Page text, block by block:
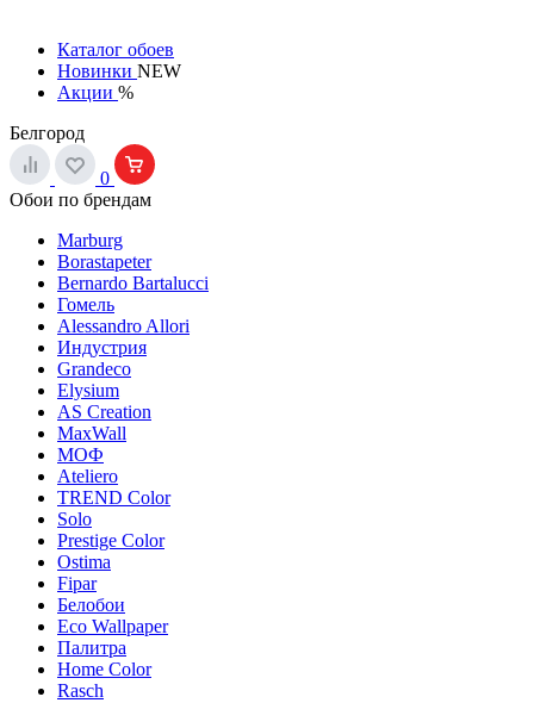
Каталог обоев
Новинки NEW
Акции %
Белгород
0
Обои по брендам
Marburg
Borastapeter
Bernardo Bartalucci
Гомель
Alessandro Allori
Индустрия
Grandeco
Elysium
AS Creation
MaxWall
МОФ
Ateliero
TREND Color
Solo
Prestige Color
Ostima
Fipar
Белобои
Eco Wallpaper
Палитра
Home Color
Rasch